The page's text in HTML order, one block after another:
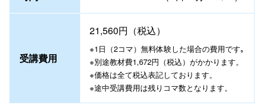
受講費用
21,560円（税込）
※1日（2コマ）無料体験した場合の費用です｡
※別途教材費1,672円（税込）がかかります。
※価格は全て税込表記しております。
※途中受講費用は残りコマ数となります。